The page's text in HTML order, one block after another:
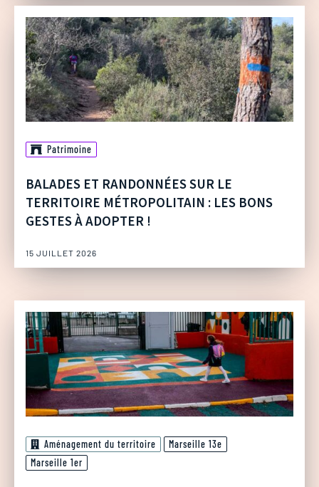
Patrimoine
BALADES ET RANDONNÉES SUR LE
TERRITOIRE MÉTROPOLITAIN : LES BONS
GESTES À ADOPTER !
15 JUILLET 2026
Aménagement du territoire
Marseille 13e
Marseille 1er